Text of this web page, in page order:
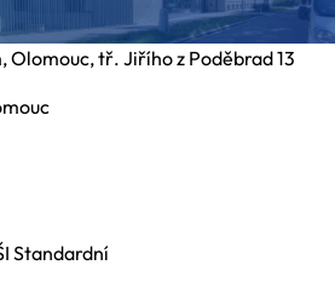
Olomouc, tř. Jiřího z Poděbrad 13
Standardní